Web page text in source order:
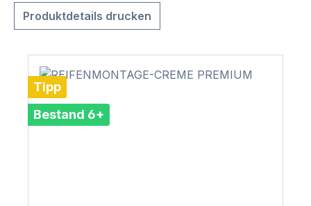
Produktdetails drucken
Tipp
Bestand 6+